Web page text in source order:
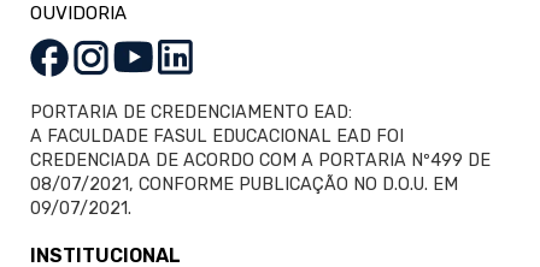
OUVIDORIA
PORTARIA DE CREDENCIAMENTO EAD:
A FACULDADE FASUL EDUCACIONAL EAD FOI
CREDENCIADA DE ACORDO COM A PORTARIA Nº499 DE
08/07/2021, CONFORME PUBLICAÇÃO NO D.O.U. EM
09/07/2021.
INSTITUCIONAL